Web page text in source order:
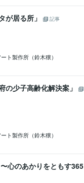
が居る所」
記事
ト製作所（鈴木穣）
の少子高齢化解決案」
ト製作所（鈴木穣）
心のあかりをともす365